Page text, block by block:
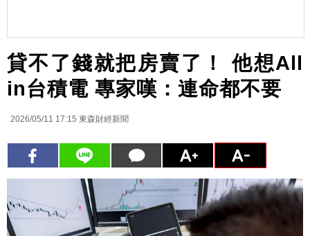
貸不了錢就把房賣了！ 他想All
in台積電 專家嘆：連命都不要
2026/05/11 17:15 東森財經新聞